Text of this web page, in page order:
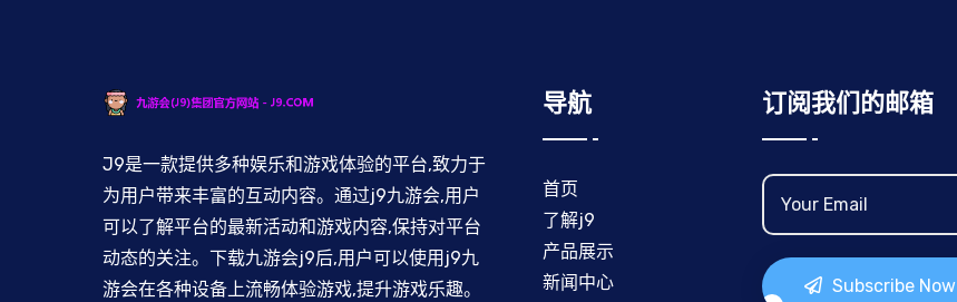
J9是一款提供多种娱乐和游戏体验的平台,致力于
为用户带来丰富的互动内容。通过j9九游会,用户
可以了解平台的最新活动和游戏内容,保持对平台
动态的关注。下载九游会j9后,用户可以使用j9九
游会在各种设备上流畅体验游戏,提升游戏乐趣。
导航
首页
了解j9
产品展示
新闻中心
订阅我们的邮箱
Subscribe Now